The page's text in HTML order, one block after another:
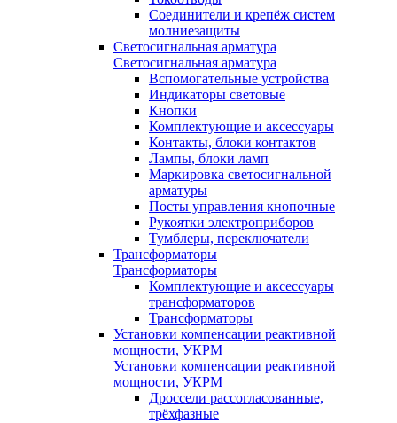
Соединители и крепёж систем
молниезащиты
Светосигнальная арматура
Светосигнальная арматура
Вспомогательные устройства
Индикаторы световые
Кнопки
Комплектующие и аксессуары
Контакты, блоки контактов
Лампы, блоки ламп
Маркировка светосигнальной
арматуры
Посты управления кнопочные
Рукоятки электроприборов
Тумблеры, переключатели
Трансформаторы
Трансформаторы
Комплектующие и аксессуары
трансформаторов
Трансформаторы
Установки компенсации реактивной
мощности, УКРМ
Установки компенсации реактивной
мощности, УКРМ
Дроссели рассогласованные,
трёхфазные